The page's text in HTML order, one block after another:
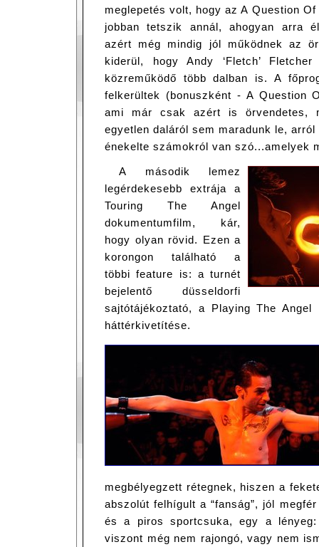
meglepetés volt, hogy az A Question
jobban tetszik annál, ahogyan arra
azért még mindig jól működnek az
kiderül, hogy Andy ‘Fletch’
közreműködő több dalban is. A
felkerültek (bonuszként - A Question
ami már csak azért is örvendetes,
egyetlen daláról sem maradunk le,
énekelte számokról van szó...amelyek
A második lemez
legérdekesebb extrája a
Touring The Angel
dokumentumfilm, kár,
hogy olyan rövid. Ezen a
korongon található a
többi feature is: a turnét
bejelentő düsseldorfi
sajtótájékoztató, a Playing The
háttérkivetítése.
megbélyegzett rétegnek, hiszen a
abszolút felhígult a “fanság”, jól
és a piros sportcsuka, egy a
viszont még nem rajongó, vagy nem